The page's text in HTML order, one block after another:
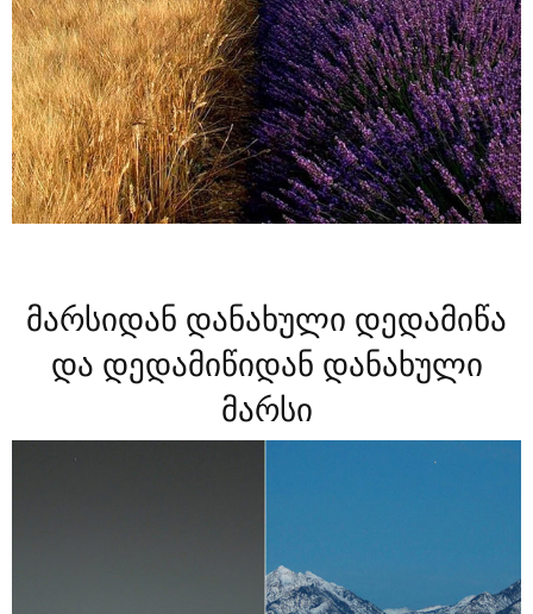
მარსიდან დანახული დედამიწა
და დედამიწიდან დანახული
მარსი